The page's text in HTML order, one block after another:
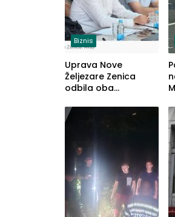
Biznis
Uprava Nove
Željezare Zenica
odbila oba
FBiH: Ustrajni da je
stečaj jedino rješenje